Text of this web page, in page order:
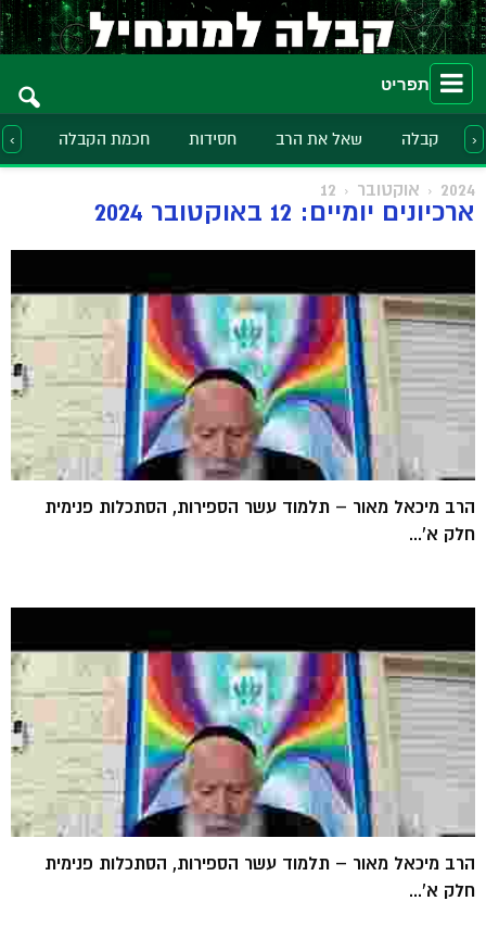
תפריט
קבלה שאל את הרב חסידות חכמת הקבלה ›
‹
2024 אוקטובר 12
ארכיונים יומיים: 12 באוקטובר 2024
הרב מיכאל מאור – תלמוד עשר הספירות, הסתכלות פנימית
חלק א'...
הרב מיכאל מאור – תלמוד עשר הספירות, הסתכלות פנימית
חלק א'...